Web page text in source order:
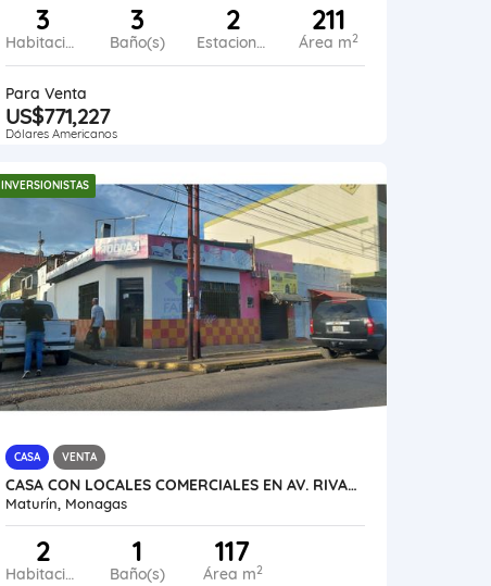
3
Habitaciones
3
Baño(s)
2
Estacionamiento
211
Área m2
Para Venta
US$771,227
Dólares Americanos
INVERSIONISTAS
CASA VENTA
CASA CON LOCALES COMERCIALES EN AV. RIVAS CON CALLE 7 VE13-054SC-YIDR
Maturín, Monagas
2
Habitaciones
1
Baño(s)
117
Área m2